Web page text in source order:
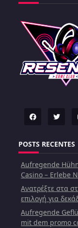
POSTS RECENTES
Aufregende
Casino – Erlebe
Ανατρέξτε στα
επιλογή για
Aufregende
mit dem promo